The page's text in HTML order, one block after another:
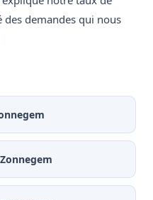
demandes qui nous